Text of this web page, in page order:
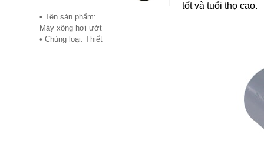
tốt và tuổi thọ cao.
• Có bảng điều
khiển điện tử hiển
thị số, cho phép cài
• Tên sản phẩm:
Máy xông hơi ướt
• Chủng loại: Thiết